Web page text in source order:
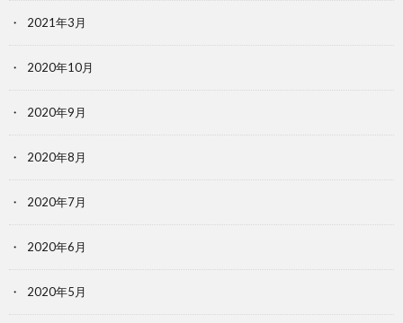
2021年3月
2020年10月
2020年9月
2020年8月
2020年7月
2020年6月
2020年5月